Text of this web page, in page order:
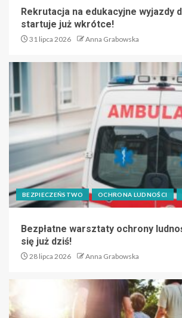
Rekrutacja na edukacyjne wyjazdy
startuje już wkrótce!
31 lipca 2026 Anna Grabowska
BEZPIECZEŃSTWO OCHRONA LUDNOŚCI
Bezpłatne warsztaty ochrony
się już dziś!
28 lipca 2026 Anna Grabowska